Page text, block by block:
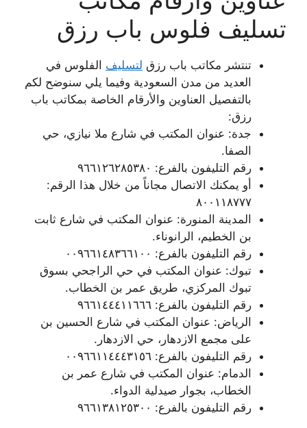
تسليف فلوس باب رزق
تنتشر مكاتب باب رزق لتسليف الفلوس في
العديد من مدن السعودية وفيما يلي سنوضح لكم
بالتفصيل العناوين والأرقام الخاصة بمكاتب باب
رزق:
جدة: عنوان المكتب في شارع ملا نيازي، حي
الصفا.
رقم التليفون بالفرع: ٩٦٦١٢٦٢٨٥٣٨٠
أو يمكنك الاتصال مجاناً من خلال هذا الرقم:
٨٠٠١١٨٧٧٧
المدينة المنورة: عنوان المكتب في شارع ثابت
بن الخطيم، الرانوناء.
رقم التليفون بالفرع: ٠٠٩٦٦١٤٨٣٦٦١٠٠
تبوك: عنوان المكتب في حي الراجحي بسوق
تبوك المركزي، طريق عمر بن الخطاب.
رقم التليفون بالفرع: ٩٦٦١٤٤٤١١٦٦٦
الرياض: عنوان المكتب في شارع الحسين بن
على مجمع الازدهار، حي الازدهار.
رقم التليفون بالفرع: ٠٠٩٦٦١١٤٤٤٣١٥٦
الدمام: عنوان المكتب في شارع عمر بن
الخطاب، بجوار صيدلية الدواء.
رقم التليفون بالفرع: ٩٦٦١٣٨١٢٥٣٠٠